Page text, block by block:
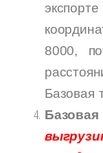
8000,
Базовая